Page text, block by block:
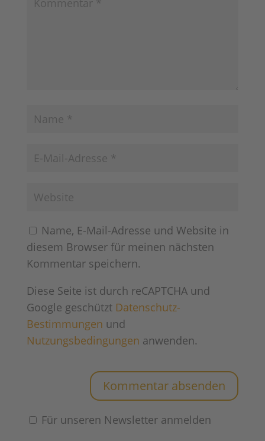
Name, E-Mail-Adresse und Website in
diesem Browser für meinen nächsten
Kommentar speichern.
Diese Seite ist durch reCAPTCHA und
Google geschützt Datenschutz-
Bestimmungen und
Nutzungsbedingungen anwenden.
Für unseren Newsletter anmelden